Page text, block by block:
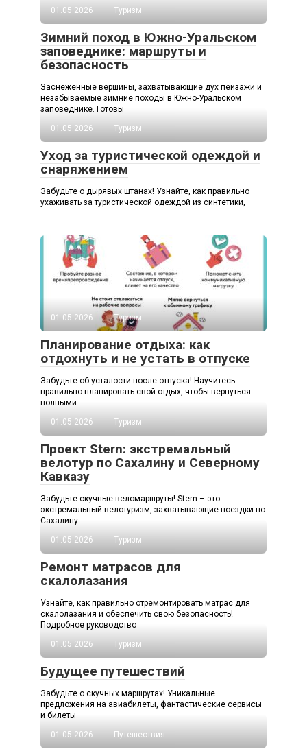
01.05.2026
Туризм
Зимний поход в Южно-Уральском
заповеднике: маршруты и
безопасность
Заснеженные вершины, захватывающие дух пейзажи и
незабываемые зимние походы в Южно-Уральском
заповеднике. Готовы
01.05.2026
Туризм
Уход за туристической одеждой и
снаряжением
Забудьте о дырявых штанах! Узнайте, как правильно
ухаживать за туристической одеждой из синтетики,
01.05.2026 Туризм
Планирование отдыха: как
отдохнуть и не устать в отпуске
Забудьте об усталости после отпуска! Научитесь
правильно планировать свой отдых, чтобы вернуться
полными
01.05.2026
Туризм
Проект Stern: экстремальный
велотур по Сахалину и Северному
Кавказу
Забудьте скучные веломаршруты! Stern – это
экстремальный велотуризм, захватывающие поездки по
Сахалину
01.05.2026
Туризм
Ремонт матрасов для
скалолазания
Узнайте, как правильно отремонтировать матрас для
скалолазания и обеспечить свою безопасность!
Подробное руководство
01.05.2026
Туризм
Будущее путешествий
Забудьте о скучных маршрутах! Уникальные
предложения на авиабилеты, фантастические сервисы
и билеты
01.05.2026
Путешествия